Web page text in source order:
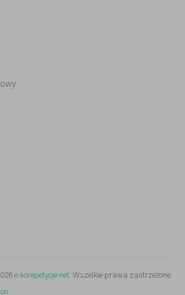
e-korepetycje.net. Wszelkie prawa zastrzeżone.